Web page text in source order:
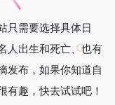
只需要选择具体日
人出生和死亡、也有
发布，如果你知道自
有趣，快去试试吧！